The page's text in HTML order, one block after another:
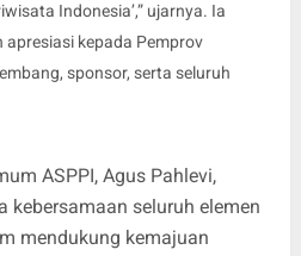
Indonesia’,” ujarnya. Ia
apresiasi kepada Pemprov
sponsor, serta seluruh
ASPPI, Agus Pahlevi,
kebersamaan seluruh elemen
mendukung kemajuan